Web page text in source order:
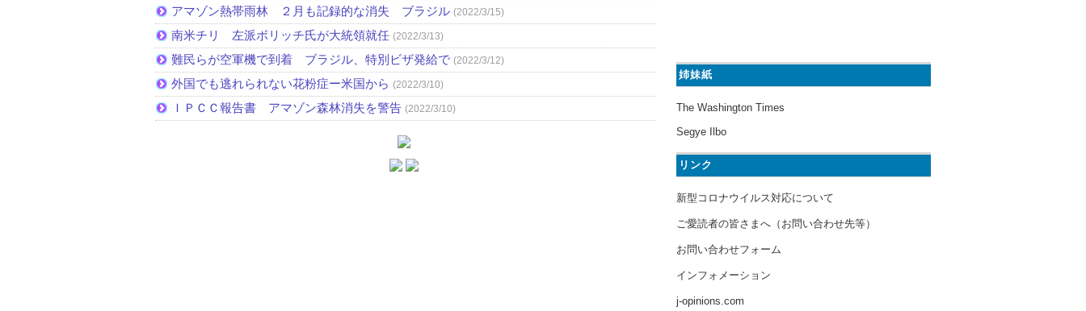
アマゾン熱帯雨林 ２月も記録的な消失 ブラジル (2022/3/15)
南米チリ 左派ボリッチ氏が大統領就任 (2022/3/13)
難民らが空軍機で到着 ブラジル、特別ビザ発給で (2022/3/12)
外国でも逃れられない花粉症ー米国から (2022/3/10)
ＩＰＣＣ報告書 アマゾン森林消失を警告 (2022/3/10)
姉妹紙
The Washington Times
Segye Ilbo
リンク
新型コロナウイルス対応について
ご愛読者の皆さまへ（お問い合わせ先等）
お問い合わせフォーム
インフォメーション
j-opinions.com